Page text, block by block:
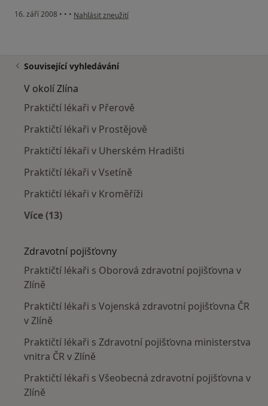
16. září 2008 • • • podle názoru uživatele Poinsettia
Nahlásit zneužití
Související vyhledávání
V okolí Zlína
Praktičtí lékaři v Přerově
Praktičtí lékaři v Prostějově
Praktičtí lékaři v Uherském Hradišti
Praktičtí lékaři v Vsetíně
Praktičtí lékaři v Kroměříži
Více (13)
Zdravotní pojišťovny
Praktičtí lékaři s Oborová zdravotní pojišťovna v
Zlíně
Praktičtí lékaři s Vojenská zdravotní pojišťovna ČR
v Zlíně
Praktičtí lékaři s Zdravotní pojišťovna ministerstva
vnitra ČR v Zlíně
Praktičtí lékaři s Všeobecná zdravotní pojišťovna v
Zlíně